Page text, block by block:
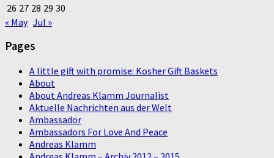
26 27 28 29 30
« May Jul »
Pages
A little gift with promise: Kosher Gift Baskets
About
About Andreas Klamm Journalist
Aktuelle Nachrichten aus der Welt
Ambassador
Ambassadors For Love And Peace
Andreas Klamm